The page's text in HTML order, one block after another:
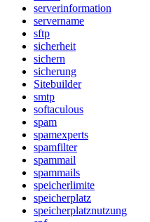
serverinformation
servername
sftp
sicherheit
sichern
sicherung
Sitebuilder
smtp
softaculous
spam
spamexperts
spamfilter
spammail
spammails
speicherlimite
speicherplatz
speicherplatznutzung